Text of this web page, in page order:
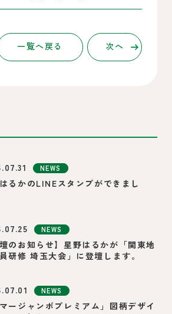
一覧へ戻る 次へ
NEWS
るかのLINEスタンプができまし
NEWS
壇のお知らせ】星野はるかが「関東地
研修 埼玉大会」に登壇します。
NEWS
マージャンボプレミアム」図柄デザイ